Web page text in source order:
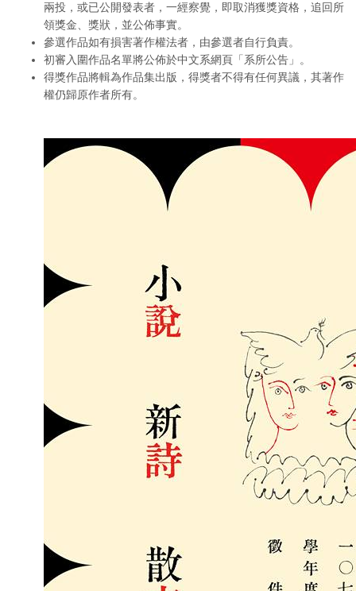
兩投，或已公開發表者，一經察覺，即取消獲獎資格，追回所
領獎金、獎狀，並公佈事實。
參選作品如有損害著作權法者，由參選者自行負責。
初審入圍作品名單將公佈於中文系網頁「系所公告」。
得獎作品將輯為作品集出版，得獎者不得有任何異議，其著作
權仍歸原作者所有。